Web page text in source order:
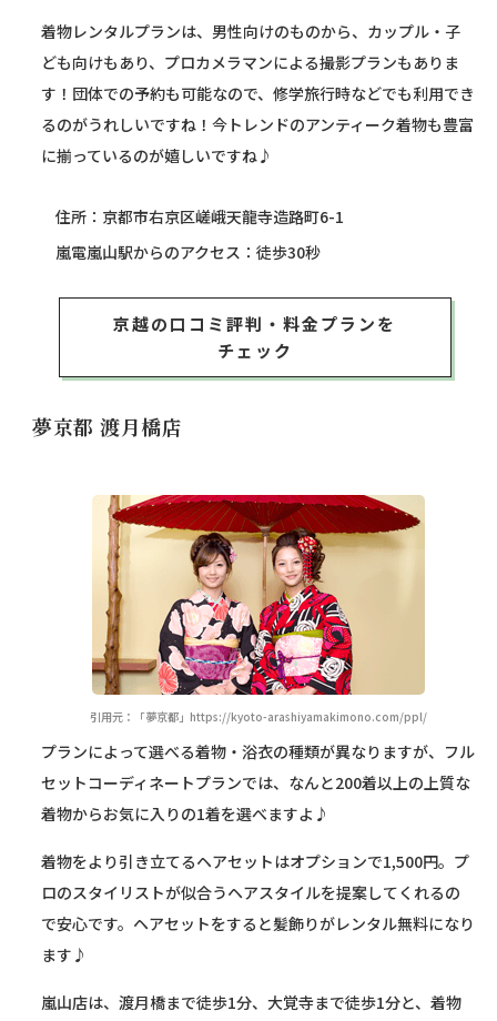
着物レンタルプランは、男性向けのものから、カップル・子
ども向けもあり、プロカメラマンによる撮影プランもありま
す！団体での予約も可能なので、修学旅行時などでも利用でき
るのがうれしいですね！今トレンドのアンティーク着物も豊富
に揃っているのが嬉しいですね♪
住所：京都市右京区嵯峨天龍寺造路町6-1
嵐電嵐山駅からのアクセス：徒歩30秒
京越の口コミ評判・料金プランを
チェック
夢京都 渡月橋店
引用元：「夢京都」https://kyoto-arashiyamakimono.com/ppl/
プランによって選べる着物・浴衣の種類が異なりますが、フル
セットコーディネートプランでは、なんと200着以上の上質な
着物からお気に入りの1着を選べますよ♪
着物をより引き立てるヘアセットはオプションで1,500円。プ
ロのスタイリストが似合うヘアスタイルを提案してくれるの
で安心です。ヘアセットをすると髪飾りがレンタル無料になり
ます♪
嵐山店は、渡月橋まで徒歩1分、大覚寺まで徒歩1分と、着物